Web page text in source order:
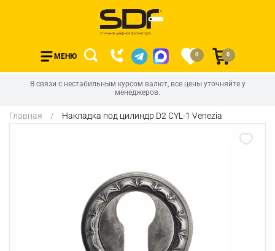
МЕНЮ 0 0
В связи с нестабильным курсом валют, все цены уточняйте у
менеджеров.
Главная Накладка под цилиндр D2 CYL-1 Venezia